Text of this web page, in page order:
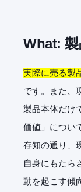
What:
実際に売る製
です。また、
製品本体だけ
価値」につい
存知の通り、
自身にもたら
動を起こす傾